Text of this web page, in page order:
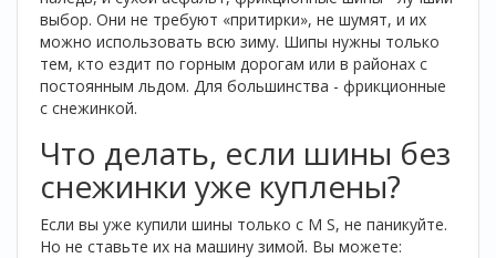
выбор. Они не требуют «притирки», не шумят, и их
можно использовать всю зиму. Шипы нужны только
тем, кто ездит по горным дорогам или в районах с
постоянным льдом. Для большинства - фрикционные
с снежинкой.
Что делать, если шины без
снежинки уже куплены?
Если вы уже купили шины только с M S, не паникуйте.
Но не ставьте их на машину зимой. Вы можете: